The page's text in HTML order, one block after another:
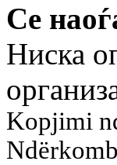
Се
Ниска
Kopjimi